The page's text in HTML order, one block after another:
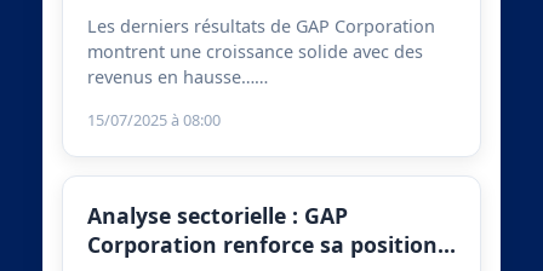
Les derniers résultats de GAP Corporation
montrent une croissance solide avec des
revenus en hausse……
15/07/2025 à 08:00
Analyse sectorielle : GAP
Corporation renforce sa position…